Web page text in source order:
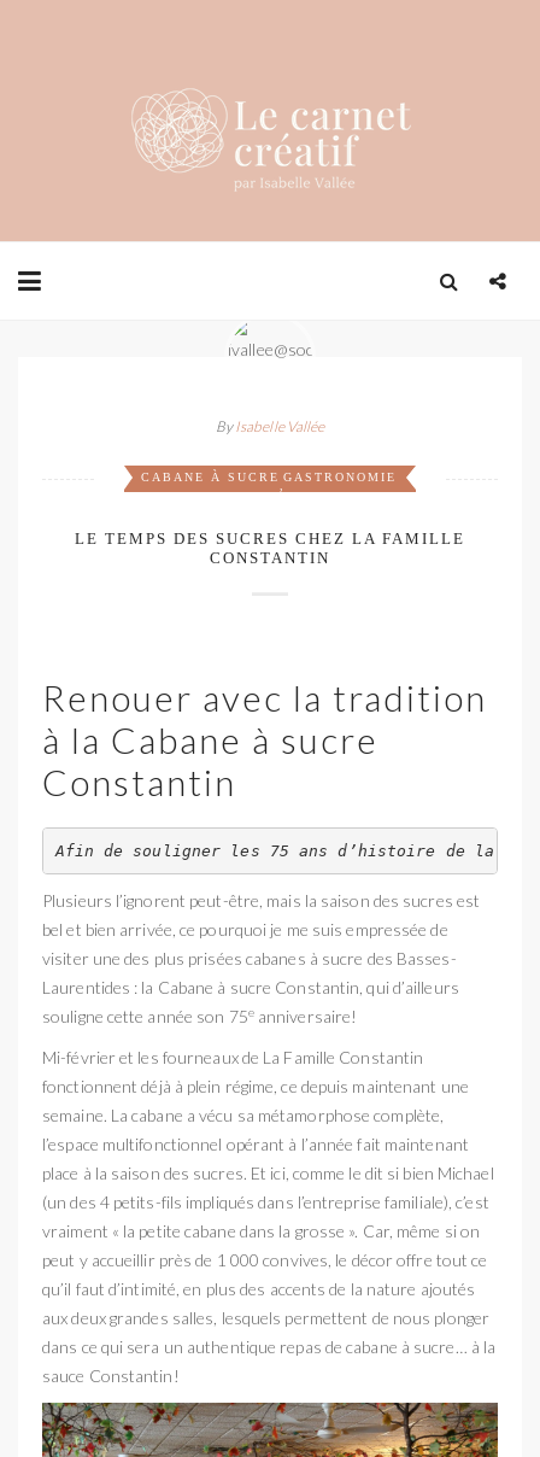
ByIsabelle Vallée
CABANE À SUCRE GASTRONOMIE
LE TEMPS DES SUCRES CHEZ LA FAMILLE
CONSTANTIN
Renouer avec la tradition
à la Cabane à sucre
Constantin
Afin de souligner les 75 ans d’histoire de la
Plusieurs l’ignorent peut-être, mais la saison des sucres est
bel et bien arrivée, ce pourquoi je me suis empressée de
visiter une des plus prisées cabanes à sucre des Basses-
Laurentides : la Cabane à sucre Constantin, qui d’ailleurs
souligne cette année son 75eanniversaire!
Mi-février et les fourneaux de La Famille Constantin
fonctionnent déjà à plein régime, ce depuis maintenant une
semaine. La cabane a vécu sa métamorphose complète,
l’espace multifonctionnel opérant à l’année fait maintenant
place à la saison des sucres. Et ici, comme le dit si bien Michael
(un des 4 petits-fils impliqués dans l’entreprise familiale), c’est
vraiment « la petite cabane dans la grosse ». Car, même si on
peut y accueillir près de 1 000 convives, le décor offre tout ce
qu’il faut d’intimité, en plus des accents de la nature ajoutés
aux deux grandes salles, lesquels permettent de nous plonger
dans ce qui sera un authentique repas de cabane à sucre… à la
sauce Constantin!